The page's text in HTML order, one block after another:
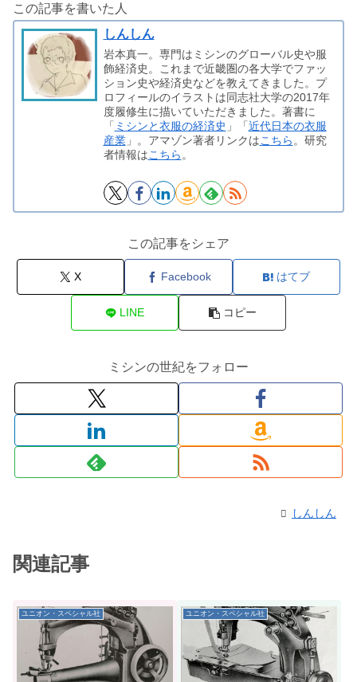
この記事を書いた人
しんしん
岩本真一。専門はミシンのグローバル史や服
飾経済史。これまで近畿圏の各大学でファッ
ション史や経済史などを教えてきました。プ
ロフィールのイラストは同志社大学の2017年
度履修生に描いていただきました。著書に
「 ミシンと衣服の経済史 」「 近代日本の衣服
産業」。アマゾン著者リンクはこちら。研究
者情報はこちら。
この記事をシェア
X Facebook はてブ
LINE コピー
ミシンの世紀をフォロー
しんしん
関連記事
ユニオン・スペシャル社 ユニオン・スペシャル社